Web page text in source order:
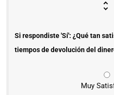
Si respondiste 'Sí': ¿Qué tan
tiempos de devolución del
Muy